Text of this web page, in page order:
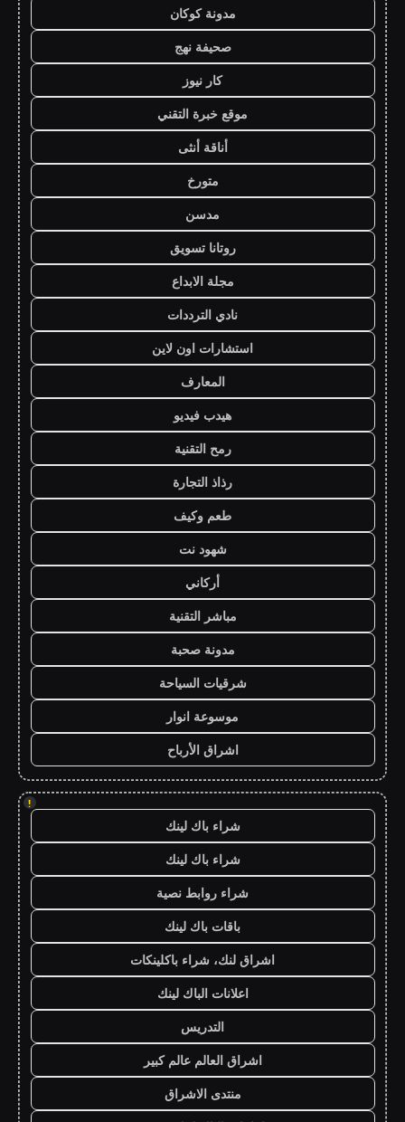
مدونة كوكان
صحيفة نهج
كار نيوز
موقع خبرة التقني
أناقة أنثى
متورخ
مدسن
روتانا تسويق
مجلة الابداع
نادي الترددات
استشارات اون لاين
المعارف
هيدب فيديو
رمح التقنية
رذاذ التجارة
طعم وكيف
شهود نت
أركاني
مباشر التقنية
مدونة صحبة
شرقيات السياحة
موسوعة انوار
اشراق الأرباح
!
شراء باك لينك
شراء باك لينك
شراء روابط نصية
باقات باك لينك
اشراق لنك، شراء باكلينكات
اعلانات الباك لينك
التدريس
اشراق العالم عالم كبير
منتدى الاشراق